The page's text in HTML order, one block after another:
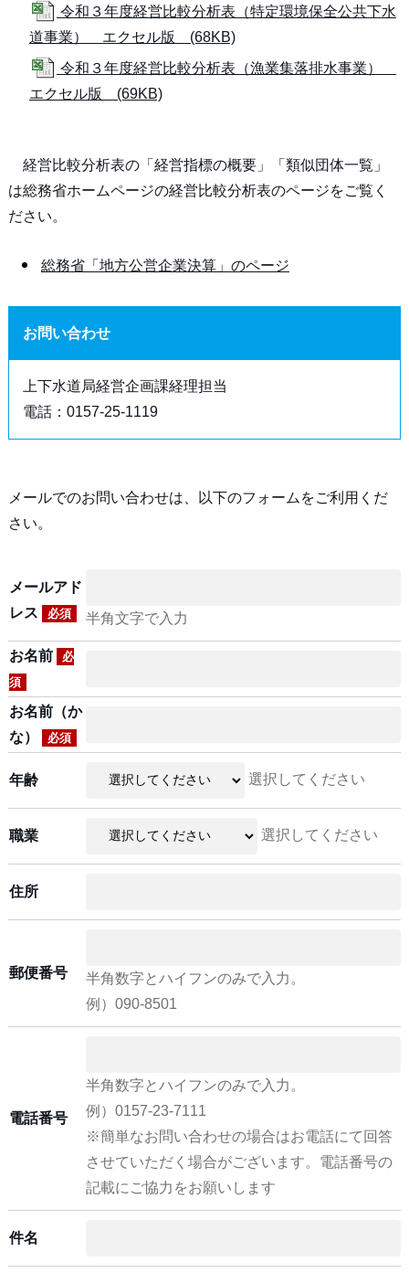
令和３年度経営比較分析表（特定環境保全公共下水
道事業） エクセル版 (68KB)
令和３年度経営比較分析表（漁業集落排水事業）
エクセル版 (69KB)
経営比較分析表の「経営指標の概要」「類似団体一覧」
は総務省ホームページの経営比較分析表のページをご覧く
ださい。
総務省「地方公営企業決算」のページ
お問い合わせ
上下水道局経営企画課経理担当
電話：0157-25-1119
メールでのお問い合わせは、以下のフォームをご利用くだ
さい。
メールアド
レス
必須 半角文字で入力
お名前
必
須
お名前（か
な）
必須
年齢 選択してください
職業 選択してください
住所
郵便番号
半角数字とハイフンのみで入力。
例）090-8501
電話番号
半角数字とハイフンのみで入力。
例）0157-23-7111
※簡単なお問い合わせの場合はお電話にて回答
させていただく場合がございます。電話番号の
記載にご協力をお願いします
件名